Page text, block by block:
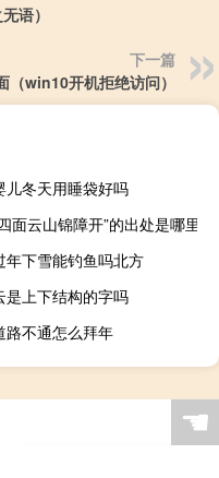
语）
下一篇
win10开机拒绝访问）
儿冬天用睡袋好吗
面云山锦障开”的出处是哪里
年下雪能钓鱼吗北方
是上下结构的字吗
路不通怎么拜年
☚